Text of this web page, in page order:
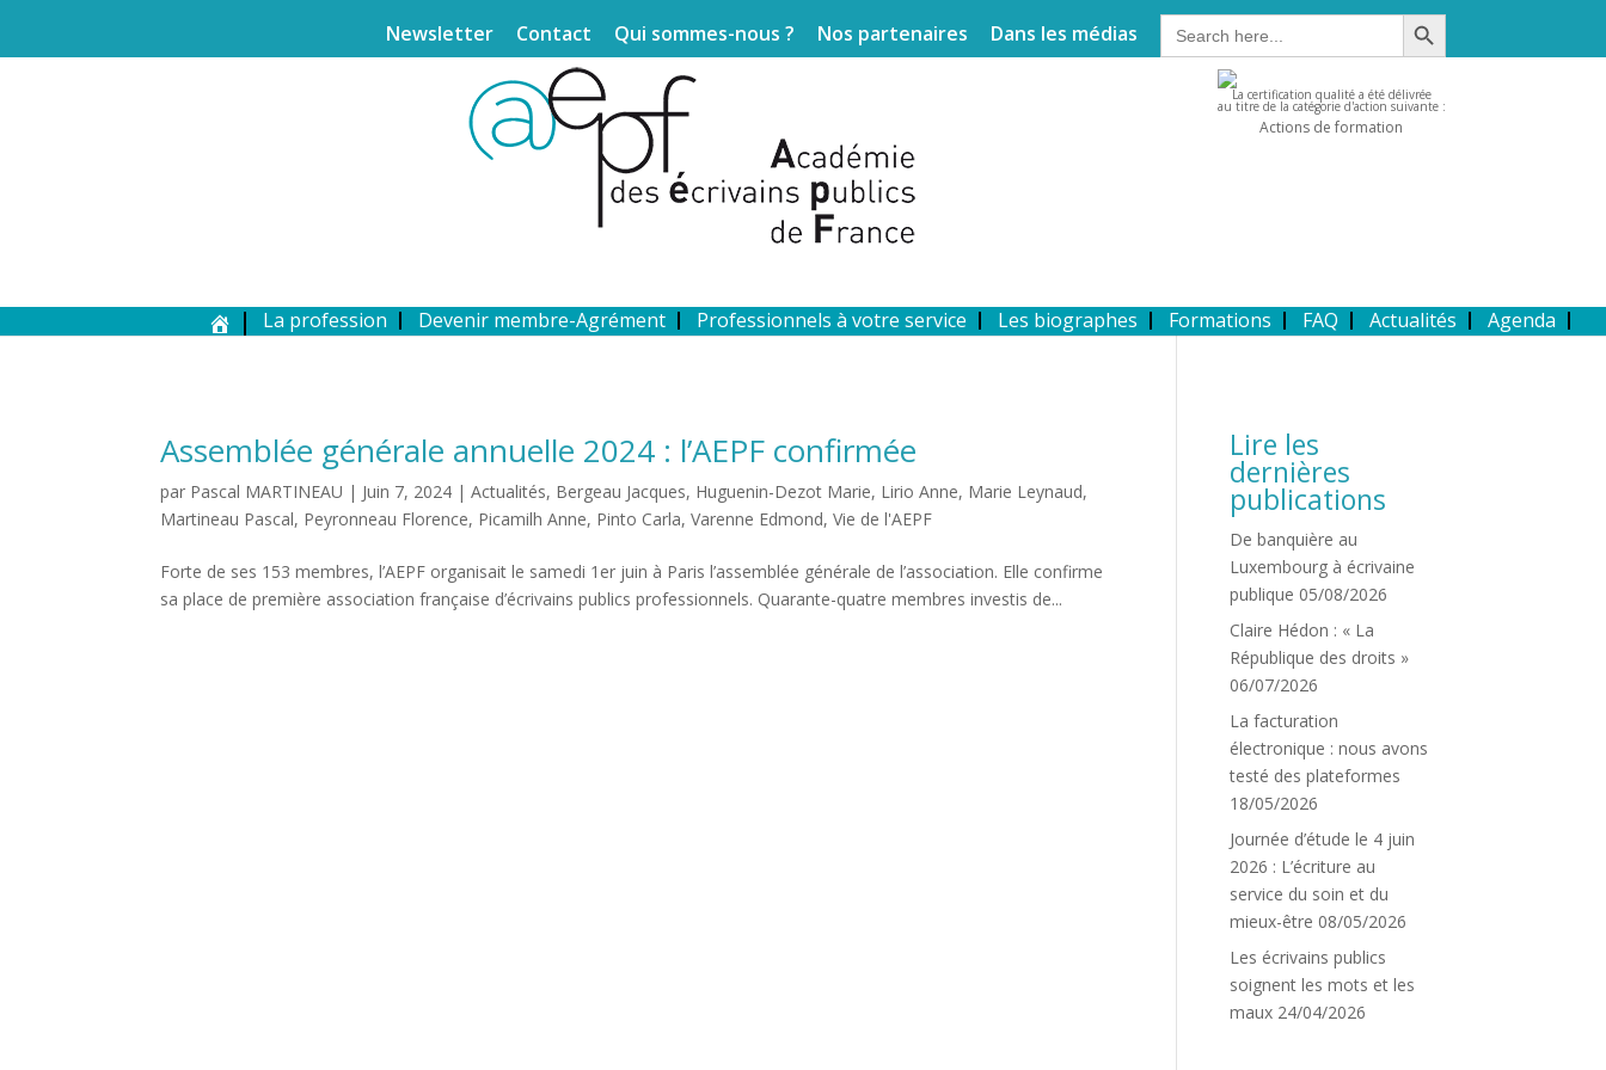
Newsletter Contact Qui sommes-nous ? Nos partenaires Dans les médias Search
for:
Search Button
La certification qualité a été délivrée
au titre de la catégorie d'action suivante :
Actions de formation
La profession Devenir membre-Agrément Professionnels à votre service Les biographes Formations FAQ Actualités Agenda
Assemblée générale annuelle 2024 : l’AEPF confirmée
par Pascal MARTINEAU | Juin 7, 2024 |Actualités, Bergeau Jacques, Huguenin-Dezot Marie, Lirio Anne, Marie Leynaud,
Martineau Pascal, Peyronneau Florence, Picamilh Anne, Pinto Carla,Varenne Edmond,Vie de l'AEPF
Forte de ses 153 membres, l’AEPF organisait le samedi 1er juin à Paris l’assemblée générale de l’association. Elle confirme
sa place de première association française d’écrivains publics professionnels. Quarante-quatre membres investis de...
Lire les
dernières
publications
De banquière au
Luxembourg à écrivaine
publique 05/08/2026
Claire Hédon : « La
République des droits »
06/07/2026
La facturation
électronique : nous avons
testé des plateformes
18/05/2026
Journée d’étude le 4 juin
2026 : L’écriture au
service du soin et du
mieux-être 08/05/2026
Les écrivains publics
soignent les mots et les
maux 24/04/2026